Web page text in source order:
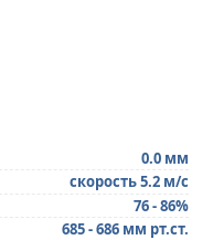
0.0 мм
скорость 5.2 м/с
76 - 86%
685 - 686 мм рт.ст.